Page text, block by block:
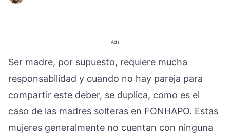
Ads
Ser madre, por supuesto, requiere mucha
responsabilidad y cuando no hay pareja para
compartir este deber, se duplica, como es el
caso de las madres solteras en FONHAPO. Estas
mujeres generalmente no cuentan con ninguna